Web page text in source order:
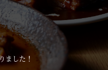
BLOG
ました！